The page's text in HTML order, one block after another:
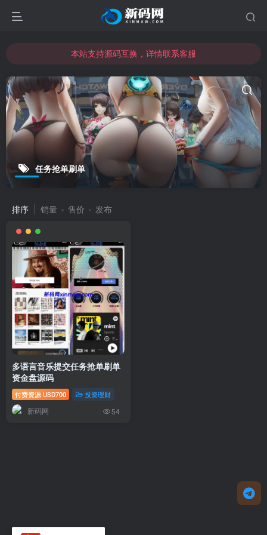
本站支持源码互换，详情联系客服
本站支持源码互换，详情联系客服
任务抢单刷单
排序 销量 售价 发布
多语言音乐提交任务抢单刷单
资金盘源码
付费资源 USD700 投资理财
新码网 54